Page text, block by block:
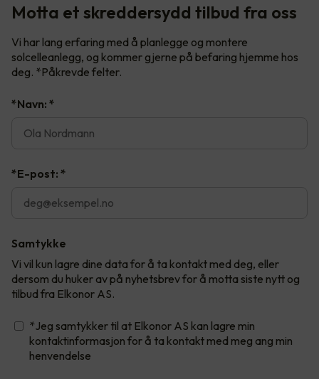
Motta et skreddersydd tilbud fra oss
Vi har lang erfaring med å planlegge og montere
solcelleanlegg, og kommer gjerne på befaring hjemme hos
deg. *Påkrevde felter.
*Navn: *
*E-post: *
Samtykke
Vi vil kun lagre dine data for å ta kontakt med deg, eller
dersom du huker av på nyhetsbrev for å motta siste nytt og
tilbud fra Elkonor AS.
*Jeg samtykker til at Elkonor AS kan lagre min
kontaktinformasjon for å ta kontakt med meg ang min
henvendelse